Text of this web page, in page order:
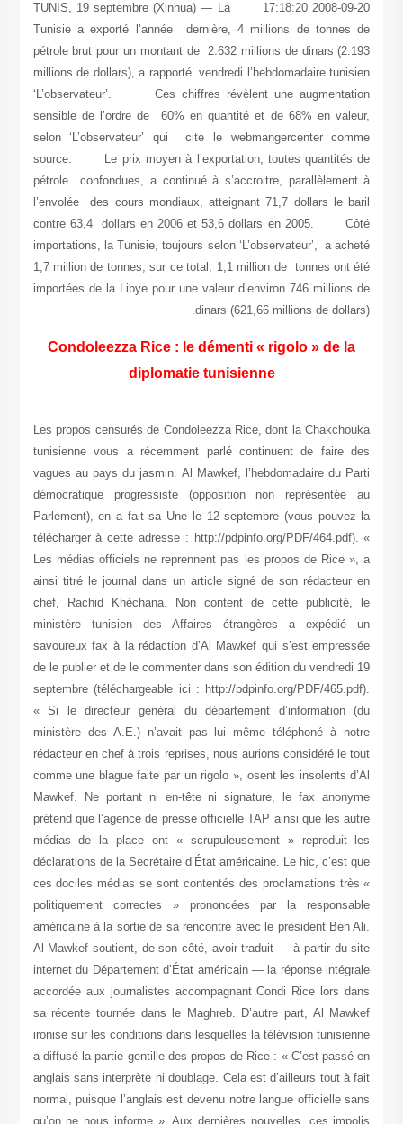
2008-09-20 17:18:20 TUNIS, 19 septembre (Xinhua) — La
Tunisie a exporté l’année dernière, 4 millions de tonnes de
pétrole brut pour un montant de 2.632 millions de dinars (2.193
millions de dollars), a rapporté vendredi l’hebdomadaire tunisien
‘L’observateur’. Ces chiffres révèlent une augmentation
sensible de l’ordre de 60% en quantité et de 68% en valeur,
selon ‘L’observateur’ qui cite le webmangercenter comme
source. Le prix moyen à l’exportation, toutes quantités de
pétrole confondues, a continué à s’accroitre, parallèlement à
l’envolée des cours mondiaux, atteignant 71,7 dollars le baril
contre 63,4 dollars en 2006 et 53,6 dollars en 2005. Côté
importations, la Tunisie, toujours selon ‘L’observateur’, a acheté
1,7 million de tonnes, sur ce total, 1,1 million de tonnes ont été
importées de la Libye pour une valeur d’environ 746 millions de
dinars (621,66 millions de dollars).
Condoleezza Rice : le démenti « rigolo » de la
diplomatie tunisienne
Les propos censurés de Condoleezza Rice, dont la Chakchouka
tunisienne vous a récemment parlé continuent de faire des
vagues au pays du jasmin. Al Mawkef, l’hebdomadaire du Parti
démocratique progressiste (opposition non représentée au
Parlement), en a fait sa Une le 12 septembre (vous pouvez la
télécharger à cette adresse : http://pdpinfo.org/PDF/464.pdf). «
Les médias officiels ne reprennent pas les propos de Rice », a
ainsi titré le journal dans un article signé de son rédacteur en
chef, Rachid Khéchana. Non content de cette publicité, le
ministère tunisien des Affaires étrangères a expédié un
savoureux fax à la rédaction d’Al Mawkef qui s’est empressée
de le publier et de le commenter dans son édition du vendredi 19
septembre (téléchargeable ici : http://pdpinfo.org/PDF/465.pdf).
« Si le directeur général du département d’information (du
ministère des A.E.) n’avait pas lui même téléphoné à notre
rédacteur en chef à trois reprises, nous aurions considéré le tout
comme une blague faite par un rigolo », osent les insolents d’Al
Mawkef. Ne portant ni en-tête ni signature, le fax anonyme
prétend que l’agence de presse officielle TAP ainsi que les autre
médias de la place ont « scrupuleusement » reproduit les
déclarations de la Secrétaire d’État américaine. Le hic, c’est que
ces dociles médias se sont contentés des proclamations très «
politiquement correctes » prononcées par la responsable
américaine à la sortie de sa rencontre avec le président Ben Ali.
Al Mawkef soutient, de son côté, avoir traduit — à partir du site
internet du Département d’État américain — la réponse intégrale
accordée aux journalistes accompagnant Condi Rice lors dans
sa récente tournée dans le Maghreb. D’autre part, Al Mawkef
ironise sur les conditions dans lesquelles la télévision tunisienne
a diffusé la partie gentille des propos de Rice : « C’est passé en
anglais sans interprète ni doublage. Cela est d’ailleurs tout à fait
normal, puisque l’anglais est devenu notre langue officielle sans
qu’on ne nous informe ». Aux dernières nouvelles, ces impolis